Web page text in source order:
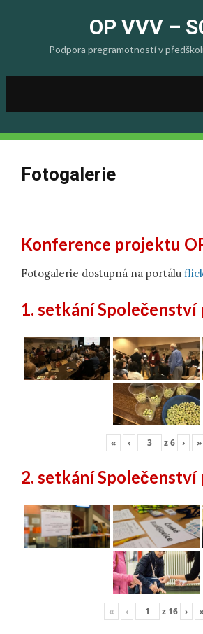
content
OP VVV –
Podpora pregramotností v
Fotogalerie
Konference projektu
Fotogalerie dostupná na portálu
1. setkání Společenství
« ‹ z6 › »
2. setkání Společenství
« ‹ z 16 ›